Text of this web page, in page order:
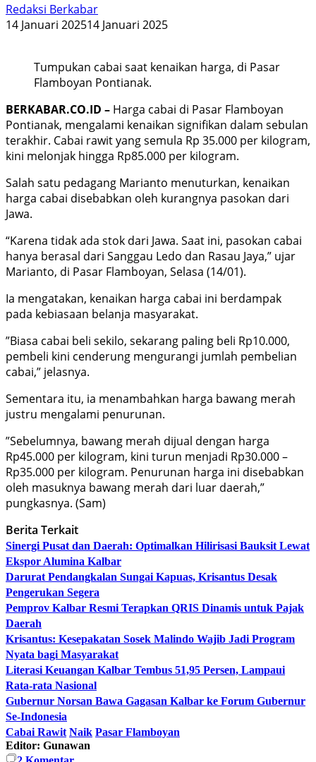
Redaksi Berkabar
14 Januari 202514 Januari 2025
Tumpukan cabai saat kenaikan harga, di Pasar
Flamboyan Pontianak.
BERKABAR.CO.ID – Harga cabai di Pasar Flamboyan
Pontianak, mengalami kenaikan signifikan dalam sebulan
terakhir. Cabai rawit yang semula Rp 35.000 per kilogram,
kini melonjak hingga Rp85.000 per kilogram.
Salah satu pedagang Marianto menuturkan, kenaikan
harga cabai disebabkan oleh kurangnya pasokan dari
Jawa.
“Karena tidak ada stok dari Jawa. Saat ini, pasokan cabai
hanya berasal dari Sanggau Ledo dan Rasau Jaya,” ujar
Marianto, di Pasar Flamboyan, Selasa (14/01).
Ia mengatakan, kenaikan harga cabai ini berdampak
pada kebiasaan belanja masyarakat.
”Biasa cabai beli sekilo, sekarang paling beli Rp10.000,
pembeli kini cenderung mengurangi jumlah pembelian
cabai,” jelasnya.
Sementara itu, ia menambahkan harga bawang merah
justru mengalami penurunan.
”Sebelumnya, bawang merah dijual dengan harga
Rp45.000 per kilogram, kini turun menjadi Rp30.000 –
Rp35.000 per kilogram. Penurunan harga ini disebabkan
oleh masuknya bawang merah dari luar daerah,”
pungkasnya. (Sam)
Berita Terkait
Sinergi Pusat dan Daerah: Optimalkan Hilirisasi Bauksit Lewat
Ekspor Alumina Kalbar
Darurat Pendangkalan Sungai Kapuas, Krisantus Desak
Pengerukan Segera
Pemprov Kalbar Resmi Terapkan QRIS Dinamis untuk Pajak
Daerah
Krisantus: Kesepakatan Sosek Malindo Wajib Jadi Program
Nyata bagi Masyarakat
Literasi Keuangan Kalbar Tembus 51,95 Persen, Lampaui
Rata-rata Nasional
Gubernur Norsan Bawa Gagasan Kalbar ke Forum Gubernur
Se-Indonesia
Cabai Rawit Naik Pasar Flamboyan
Editor: Gunawan